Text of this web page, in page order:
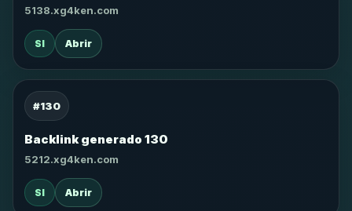
5138.xg4ken.com
SI Abrir
#130
Backlink generado 130
5212.xg4ken.com
SI Abrir